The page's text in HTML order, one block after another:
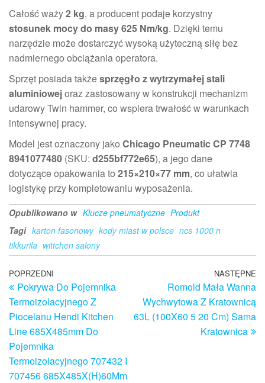
Całość waży2 kg, a producent podaje korzystny
stosunek mocy do masy 625 Nm/kg. Dzięki temu
narzędzie może dostarczyć wysoką użyteczną siłę bez
nadmiernego obciążania operatora.
Sprzęt posiada takżesprzęgło z wytrzymałej stali
aluminiowejoraz zastosowany w konstrukcji mechanizm
udarowy Twin hammer, co wspiera trwałość w warunkach
intensywnej pracy.
Model jest oznaczony jako Chicago Pneumatic CP 7748
8941077480 (SKU: d255bf772e65), a jego dane
dotyczące opakowania to 215×210×77 mm, co ułatwia
logistykę przy kompletowaniu wyposażenia.
Opublikowano w Klucze pneumatyczne Produkt
Tagi karton fasonowy kody miast w polsce ncs 1000 n
tikkurila wittchen salony
Nawigacja
wpisu
Poprzedni
wpis
POPRZEDNI
Pokrywa Do Pojemnika
Termoizolacyjnego Z
Piocelanu Hendi Kitchen
Line 685X485mm Do
Pojemnika
Termoizolacyjnego 707432 I
707456 685X485X(H)60Mm
NASTĘPNE
Romold Mała Wanna
Wychwytowa Z Kratownicą
63L (100X60 5 20 Cm) Sama
Kratownica